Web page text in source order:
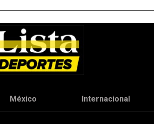
México Internacional